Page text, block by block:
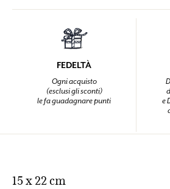
FEDELTÀ
Ogni acquisto
(esclusi gli sconti)
le fa guadagnare punti
e
15 x 22 cm